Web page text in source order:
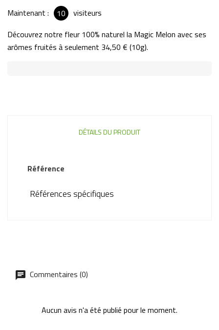
Maintenant : 10
visiteurs
Découvrez notre fleur 100% naturel la Magic Melon avec ses
arômes fruités à seulement 34,50 € (10g).
DÉTAILS DU PRODUIT
Référence
Références spécifiques
Commentaires (0)
Aucun avis n'a été publié pour le moment.